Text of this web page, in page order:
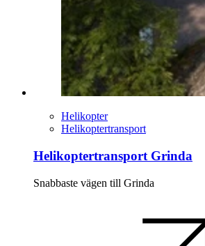
Helikopter
Helikoptertransport
Helikoptertransport Grinda
Snabbaste vägen till Grinda